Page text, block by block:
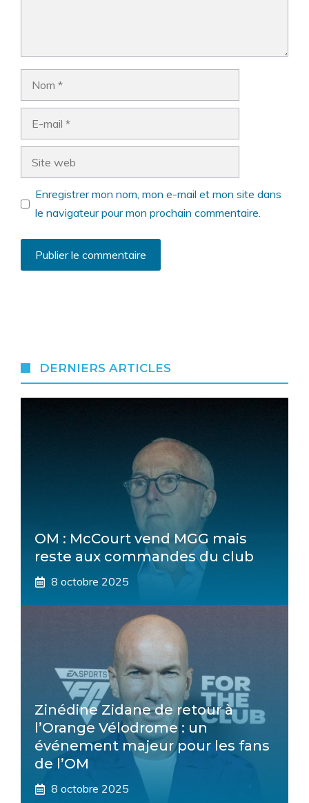
Enregistrer mon nom, mon e-mail et mon site dans
le navigateur pour mon prochain commentaire.
DERNIERS ARTICLES
OM : McCourt vend MGG mais
reste aux commandes du club
8 octobre 2025
Zinédine Zidane de retour à
l’Orange Vélodrome : un
événement majeur pour les fans
de l’OM
8 octobre 2025